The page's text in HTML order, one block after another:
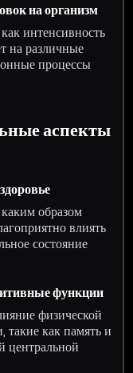
на организм
интенсивность
на различные
процессы
аспекты
образом
влиять
состояние
функции
физической
как память и
центральной